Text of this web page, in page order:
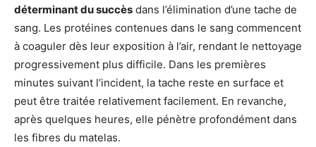
déterminant du succès dans l’élimination d’une tache de
sang. Les protéines contenues dans le sang commencent
à coaguler dès leur exposition à l’air, rendant le nettoyage
progressivement plus difficile. Dans les premières
minutes suivant l’incident, la tache reste en surface et
peut être traitée relativement facilement. En revanche,
après quelques heures, elle pénètre profondément dans
les fibres du matelas.